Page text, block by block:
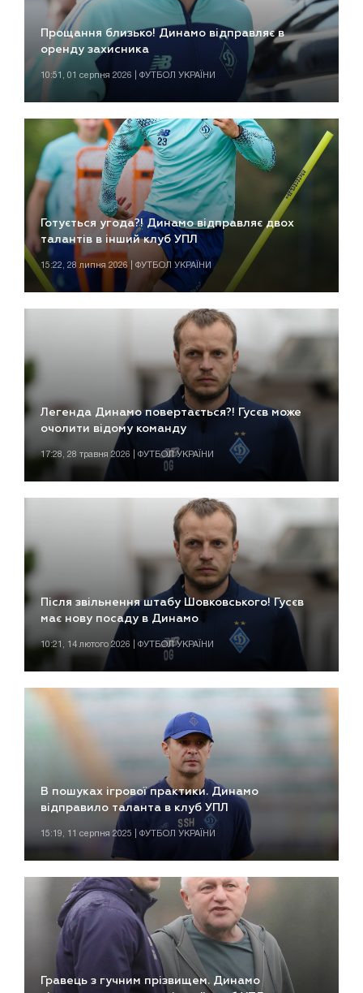
Прощання близько! Динамо відправляє в
оренду захисника
10:51, 01 серпня 2026 | ФУТБОЛ УКРАЇНИ
Готується угода?! Динамо відправляє двох
талантів в інший клуб УПЛ
15:22, 28 липня 2026 | ФУТБОЛ УКРАЇНИ
Легенда Динамо повертається?! Гусєв може
очолити відому команду
17:28, 28 травня 2026 | ФУТБОЛ УКРАЇНИ
Після звільнення штабу Шовковського! Гусєв
має нову посаду в Динамо
10:21, 14 лютого 2026 | ФУТБОЛ УКРАЇНИ
В пошуках ігрової практики. Динамо
відправило таланта в клуб УПЛ
15:19, 11 серпня 2025 | ФУТБОЛ УКРАЇНИ
Гравець з гучним прізвищем. Динамо